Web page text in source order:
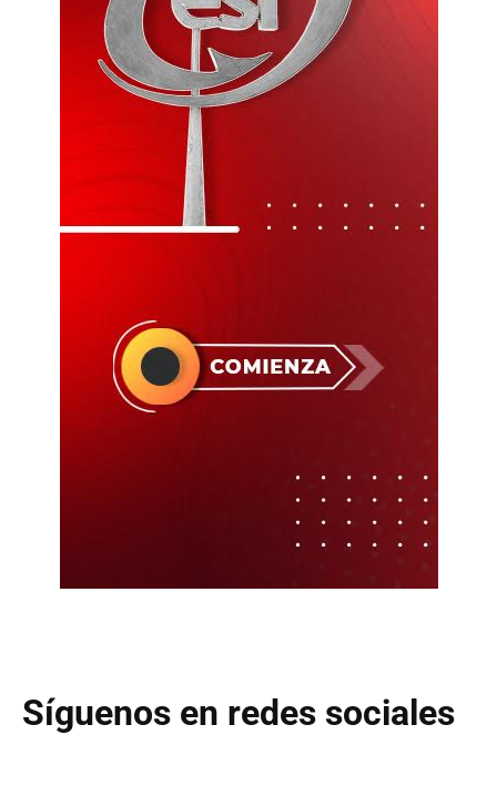
Síguenos en redes sociales